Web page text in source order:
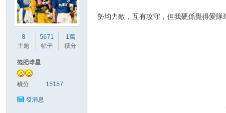
8
主題
5671
帖子
1萬
積分
拖肥球星
積分 15157
發消息
勢均力敵，互有攻守，但我硬係覺得愛